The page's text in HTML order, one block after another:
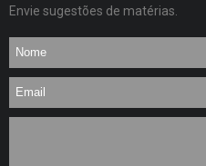
Envie sugestões de matérias.